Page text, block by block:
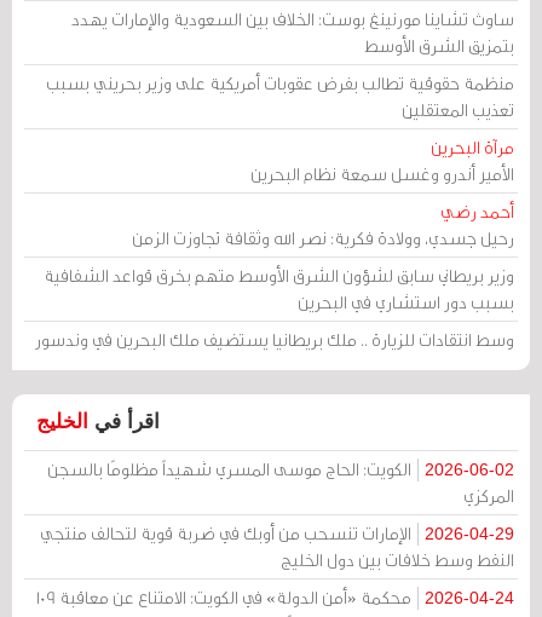
ساوث تشاينا مورنينغ بوست: الخلاف بين السعودية والإمارات يهدد
بتمزيق الشرق الأوسط
منظمة حقوقية تطالب بفرض عقوبات أمريكية على وزير بحريني بسبب
تعذيب المعتقلين
مرآة البحرين
الأمير أندرو وغسل سمعة نظام البحرين
أحمد رضي
رحيل جسدي، وولادة فكرية: نصر الله وثقافة تجاوزت الزمن
وزير بريطاني سابق لشؤون الشرق الأوسط متهم بخرق قواعد الشفافية
بسبب دور استشاري في البحرين
وسط انتقادات للزيارة .. ملك بريطانيا يستضيف ملك البحرين في وندسور
اقرأ في الخليج
2026-06-02
الكويت: الحاج موسى المسري شهيداً مظلومًا بالسجن
المركزي
2026-04-29
الإمارات تنسحب من أوبك في ضربة قوية لتحالف منتجي
النفط وسط خلافات بين دول الخليج
2026-04-24
محكمة «أمن الدولة» في الكويت: الامتناع عن معاقبة 109